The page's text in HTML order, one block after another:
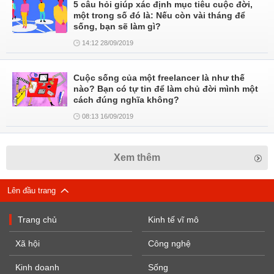
5 câu hỏi giúp xác định mục tiêu cuộc đời,
một trong số đó là: Nếu còn vài tháng để
sống, bạn sẽ làm gì?
14:12 28/09/2019
Cuộc sống của một freelancer là như thế
nào? Bạn có tự tin để làm chủ đời mình một
cách đúng nghĩa không?
08:13 16/09/2019
Xem thêm
Lên đầu trang
Trang chủ
Xã hội
Kinh doanh
Kinh tế vĩ mô
Công nghệ
Sống